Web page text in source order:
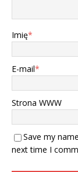
Imię*
E-mail*
Strona WWW
Save my
next time I